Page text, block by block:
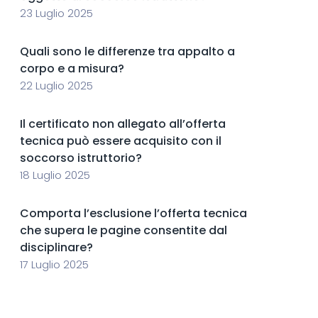
23 Luglio 2025
Quali sono le differenze tra appalto a
corpo e a misura?
22 Luglio 2025
Il certificato non allegato all’offerta
tecnica può essere acquisito con il
soccorso istruttorio?
18 Luglio 2025
Comporta l’esclusione l’offerta tecnica
che supera le pagine consentite dal
disciplinare?
17 Luglio 2025